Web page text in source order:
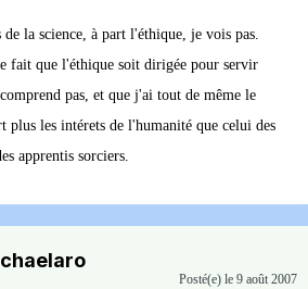
la science, à part l'éthique, je vois pas.
fait que l'éthique soit dirigée pour servir
pas, et que j'ai tout de même le
plus les intérets de l'humanité que celui des
apprentis sorciers.
Posté(e) le 9 août 2007